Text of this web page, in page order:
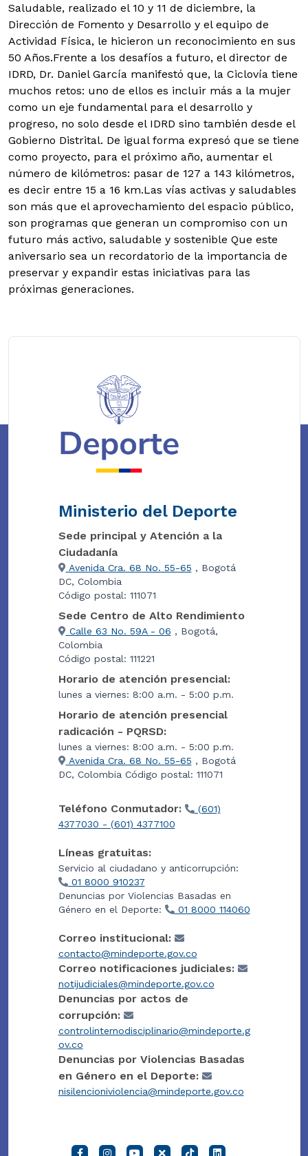
Saludable, realizado el 10 y 11 de diciembre, la
Dirección de Fomento y Desarrollo y el equipo de
Actividad Física, le hicieron un reconocimiento en sus
50 Años.Frente a los desafíos a futuro, el director de
IDRD, Dr. Daniel García manifestó que, la Ciclovía tiene
muchos retos: uno de ellos es incluir más a la mujer
como un eje fundamental para el desarrollo y
progreso, no solo desde el IDRD sino también desde el
Gobierno Distrital. De igual forma expresó que se tiene
como proyecto, para el próximo año, aumentar el
número de kilómetros: pasar de 127 a 143 kilómetros,
es decir entre 15 a 16 km.Las vías activas y saludables
son más que el aprovechamiento del espacio público,
son programas que generan un compromiso con un
futuro más activo, saludable y sostenible Que este
aniversario sea un recordatorio de la importancia de
preservar y expandir estas iniciativas para las
próximas generaciones.
Ministerio del Deporte
Sede principal y Atención a la
Ciudadanía
Avenida Cra. 68 No. 55-65 , Bogotá
DC, Colombia
Código postal: 111071
Sede Centro de Alto Rendimiento
Calle 63 No. 59A - 06 , Bogotá,
Colombia
Código postal: 111221
Horario de atención presencial:
lunes a viernes: 8:00 a.m. - 5:00 p.m.
Horario de atención presencial
radicación - PQRSD:
lunes a viernes: 8:00 a.m. - 5:00 p.m.
Avenida Cra. 68 No. 55-65 , Bogotá
DC, Colombia Código postal: 111071
Teléfono Conmutador:
(601)
4377030 - (601) 4377100
Líneas gratuitas:
Servicio al ciudadano y anticorrupción:
01 8000 910237
Denuncias por Violencias Basadas en
Género en el Deporte:
01 8000 114060
Correo institucional:
contacto@mindeporte.gov.co
Correo notificaciones judiciales:
notijudiciales@mindeporte.gov.co
Denuncias por actos de
corrupción:
controlinternodisciplinario@mindeporte.g
ov.co
Denuncias por Violencias Basadas
en Género en el Deporte:
nisilencioniviolencia@mindeporte.gov.co